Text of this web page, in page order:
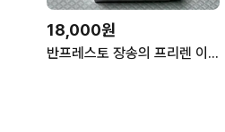
18,000원
반프레스토 장송의 프리렌 이펙트림 EFFECTREME 피규어 판매